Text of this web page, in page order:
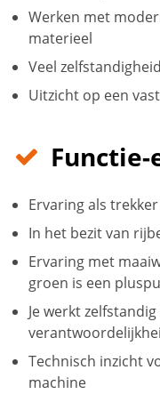
Werken met
materieel
Veel
Uitzicht op een
Functie-
Ervaring als
In het bezit van
Ervaring met
groen is een
Je werkt
Technisch inzicht
machine